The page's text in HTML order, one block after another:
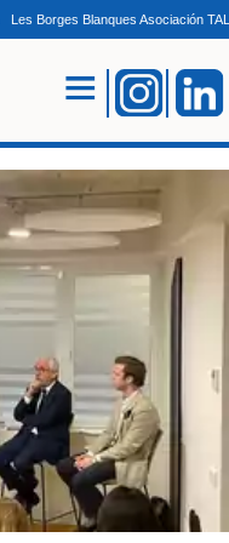
Les Borges Blanques Asociación